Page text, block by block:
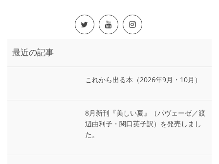
最近の記事
これから出る本（2026年9月・10月）
8月新刊『美しい夏』（パヴェーゼ／渡
辺由利子・関口英子訳）を発売しまし
た。